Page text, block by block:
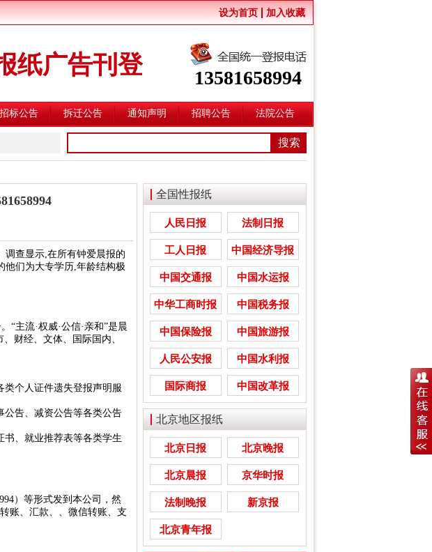
设为首页 加入收藏
纸广告刊登 13581658994
招标公告 拆迁公告 通知声明 招聘公告 法院公告
调查显示,在所有钟爱晨报的
他们为大专学历,年龄结构极
“主流·权威·公信·亲和”是晨
财经、文体、国际国内、
类个人证件遗失登报声明服
公告、减资公告等各类公告
书、就业推荐表等各类学生
）等形式发到本公司，然
账、汇款、、微信转账、支
全国性报纸
人民日报 法制日报
工人日报 中国经济导报
中国交通报 中国水运报
中华工商时报 中国税务报
中国保险报 中国旅游报
人民公安报 中国水利报
国际商报 中国改革报
北京地区报纸
北京日报 北京晚报
北京晨报 京华时报
法制晚报 新京报
北京青年报